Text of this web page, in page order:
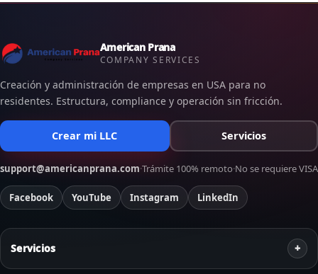
American Prana
COMPANY SERVICES
Creación y administración de empresas en USA para no
residentes. Estructura, compliance y operación sin fricción.
Crear mi LLC Servicios
support@americanprana.com·Trámite 100% remoto·No se requiere VISA
Facebook YouTube Instagram LinkedIn
Servicios